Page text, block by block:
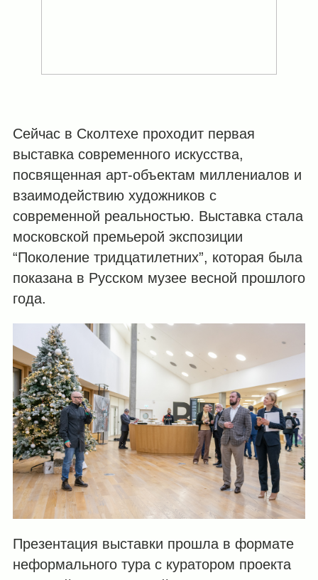
Сейчас в Сколтехе проходит первая
выставка современного искусства,
посвященная арт-объектам миллениалов и
взаимодействию художников с
современной реальностью. Выставка стала
московской премьерой экспозиции
“Поколение тридцатилетних”, которая была
показана в Русском музее весной прошлого
года.
Презентация выставки прошла в формате
неформального тура с куратором проекта